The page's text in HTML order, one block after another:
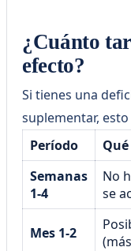
¿Cuánto
efecto?
Si tienes una
suplementar,
Período
Semanas
1-4
No
se
Mes 1-2